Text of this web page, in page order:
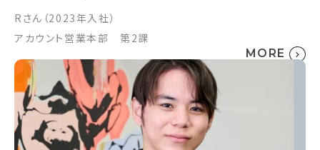
Rさん（2023年入社）
アカウント営業本部 第2課
MORE